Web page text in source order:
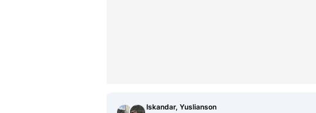
Iskandar, Yuslianson